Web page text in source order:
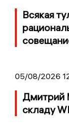
Всякая
05/08/2026
Дмитрий
складу